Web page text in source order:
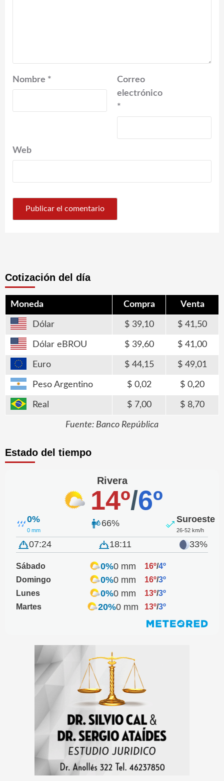
Nombre *
Correo
electrónico
*
Web
Cotización del día
Moneda Compra Venta
Dólar 39,10 41,50
Dólar eBROU 39,60 41,00
Euro 44,15 49,01
Peso Argentino 0,02 0,20
Real 7,00 8,70
Fuente: Banco República
Estado del tiempo
Rivera
14º/6º
0%
0 mm
66% Suroeste
26-52 km/h
07:24 18:11 33%
Sábado 0%0 mm 16º/4º
Domingo
0%0 mm 16º/3º
Lunes
0%0 mm 13º/3º
Martes
20%0 mm 13º/3º